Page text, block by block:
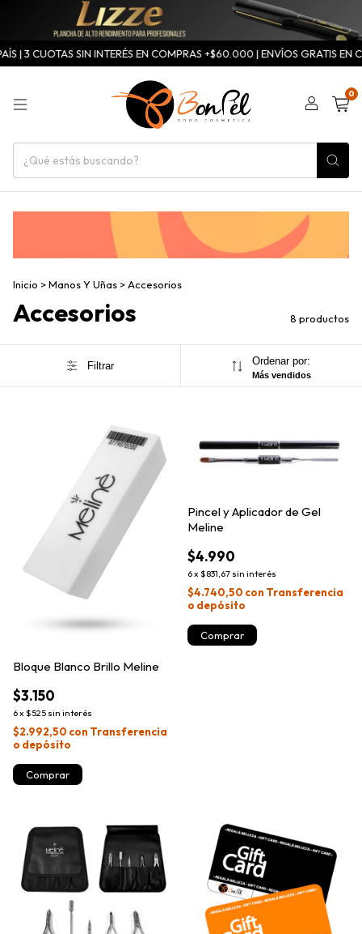
| 3 CUOTAS SIN INTERÉS EN COMPRAS +$60.000 | ENVÍOS GRATIS EN
0
Inicio >Manos Y Uñas >Accesorios
Accesorios 8 productos
Filtrar Ordenar por:
Más vendidos
Bloque Blanco Brillo Meline
$3.150
6x $525 sin interés
$2.992,50 con Transferencia
o depósito
Pincel y Aplicador de Gel
Meline
$4.990
6x $831,67 sin interés
$4.740,50 con Transferencia
o depósito